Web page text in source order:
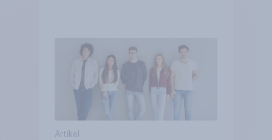
Artikel